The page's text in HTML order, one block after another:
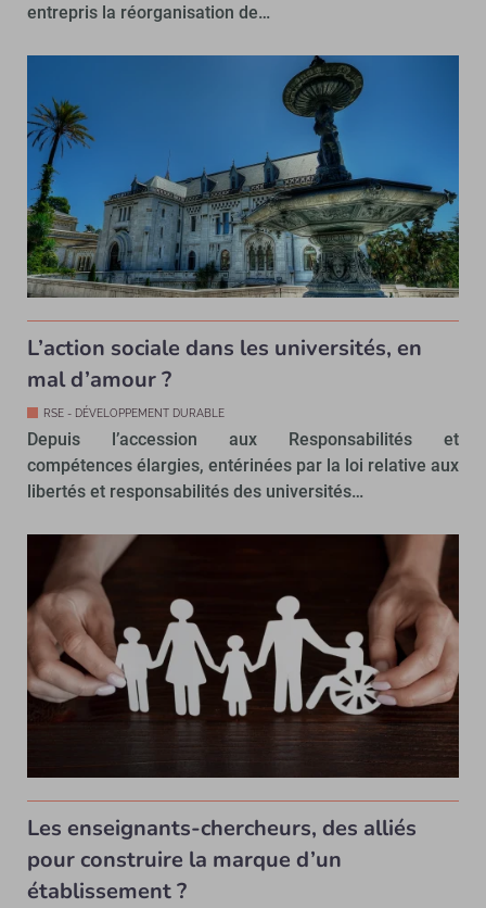
entrepris la réorganisation de…
L’action sociale dans les universités, en
mal d’amour ?
RSE - DÉVELOPPEMENT DURABLE
Depuis l’accession aux Responsabilités et
compétences élargies, entérinées par la loi relative aux
libertés et responsabilités des universités…
Les enseignants-chercheurs, des alliés
pour construire la marque d’un
établissement ?